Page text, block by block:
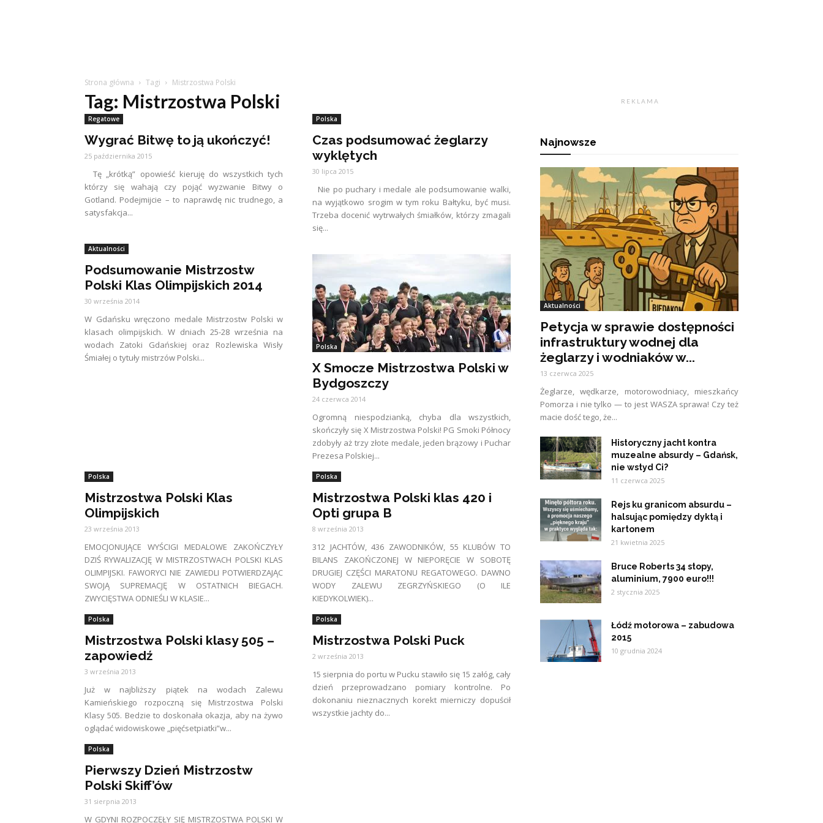
Strona główna Tagi Mistrzostwa Polski
Tag: Mistrzostwa Polski
Regatowe
Wygrać Bitwę to ją ukończyć!
25 października 2015
Tę „krótką” opowieść kieruję do wszystkich tych
którzy się wahają czy pojąć wyzwanie Bitwy o
Gotland. Podejmijcie – to naprawdę nic trudnego, a
satysfakcja...
Polska
Czas podsumować żeglarzy
wyklętych
30 lipca 2015
Nie po puchary i medale ale podsumowanie walki,
na wyjątkowo srogim w tym roku Bałtyku, być musi.
Trzeba docenić wytrwałych śmiałków, którzy zmagali
się...
Aktualności
Podsumowanie Mistrzostw
Polski Klas Olimpijskich 2014
30 września 2014
W Gdańsku wręczono medale Mistrzostw Polski w
klasach olimpijskich. W dniach 25-28 września na
wodach Zatoki Gdańskiej oraz Rozlewiska Wisły
Śmiałej o tytuły mistrzów Polski...
Polska
X Smocze Mistrzostwa Polski w
Bydgoszczy
24 czerwca 2014
Ogromną niespodzianką, chyba dla wszystkich,
skończyły się X Mistrzostwa Polski! PG Smoki Północy
zdobyły aż trzy złote medale, jeden brązowy i Puchar
Prezesa Polskiej...
Polska
Mistrzostwa Polski Klas
Olimpijskich
23 września 2013
EMOCJONUJĄCE WYŚCIGI MEDALOWE ZAKOŃCZYŁY
DZIŚ RYWALIZACJĘ W MISTRZOSTWACH POLSKI KLAS
OLIMPIJSKI. FAWORYCI NIE ZAWIEDLI POTWIERDZAJĄC
SWOJĄ SUPREMACJĘ W OSTATNICH BIEGACH.
ZWYCIĘSTWA ODNIEŚLI W KLASIE...
Polska
Mistrzostwa Polski klas 420 i
Opti grupa B
8 września 2013
312 JACHTÓW, 436 ZAWODNIKÓW, 55 KLUBÓW TO
BILANS ZAKOŃCZONEJ W NIEPORĘCIE W SOBOTĘ
DRUGIEJ CZĘŚCI MARATONU REGATOWEGO. DAWNO
WODY ZALEWU ZEGRZYŃSKIEGO (O ILE
KIEDYKOLWIEK)...
Polska
Mistrzostwa Polski klasy 505 –
zapowiedź
3 września 2013
Już w najbliższy piątek na wodach Zalewu
Kamieńskiego rozpoczną się Mistrzostwa Polski
Klasy 505. Bedzie to doskonała okazja, aby na żywo
oglądać widowiskowe „pięćsetpiatki”w...
Polska
Mistrzostwa Polski Puck
2 września 2013
15 sierpnia do portu w Pucku stawiło się 15 załóg, cały
dzień przeprowadzano pomiary kontrolne. Po
dokonaniu nieznacznych korekt mierniczy dopuścił
wszystkie jachty do...
Polska
Pierwszy Dzień Mistrzostw
Polski Skiff’ów
31 sierpnia 2013
W GDYNI ROZPOCZĘŁY SIĘ MISTRZOSTWA POLSKI W
R E K L A M A
Najnowsze
Aktualności
Petycja w sprawie dostępności
infrastruktury wodnej dla
żeglarzy i wodniaków w...
13 czerwca 2025
Żeglarze, wędkarze, motorowodniacy, mieszkańcy
Pomorza i nie tylko — to jest WASZA sprawa! Czy też
macie dość tego, że...
Historyczny jacht kontra
muzealne absurdy – Gdańsk,
nie wstyd Ci?
11 czerwca 2025
Rejs ku granicom absurdu –
halsując pomiędzy dyktą i
kartonem
21 kwietnia 2025
Bruce Roberts 34 stopy,
aluminium, 7900 euro!!!
2 stycznia 2025
Łódź motorowa – zabudowa
2015
10 grudnia 2024